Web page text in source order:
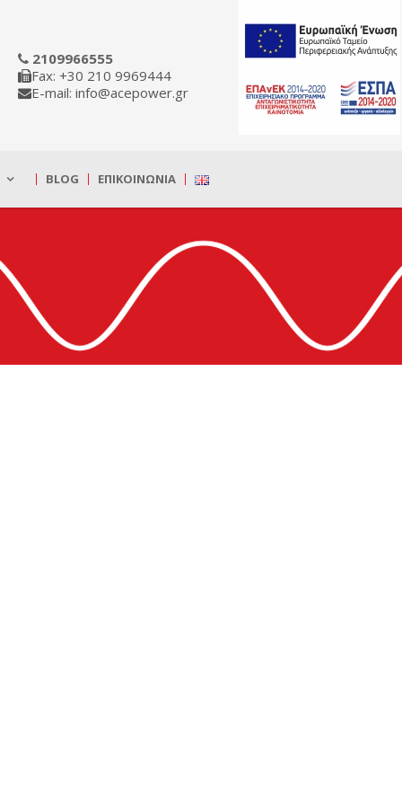
2109966555
Fax: +30 210 9969444
E-mail: info@acepower.gr
BLOG ΕΠΙΚΟΙΝΩΝΊΑ